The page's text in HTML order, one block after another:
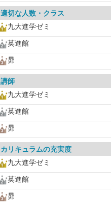
適切な人数・クラス
九大進学ゼミ
英進館
昴
講師
九大進学ゼミ
英進館
昴
カリキュラムの充実度
九大進学ゼミ
英進館
昴